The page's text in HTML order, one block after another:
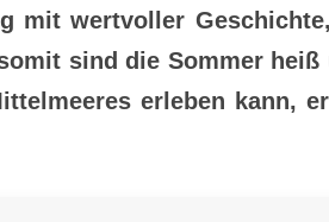
mit wertvoller
sind die Sommer heiß
erleben kann,